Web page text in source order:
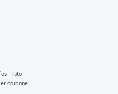
Tuto
carbone